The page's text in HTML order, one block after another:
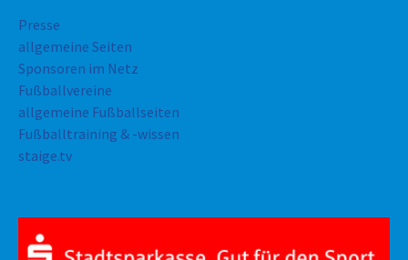
Presse
allgemeine Seiten
Sponsoren im Netz
Fußballvereine
allgemeine Fußballseiten
Fußballtraining & -wissen
staige.tv